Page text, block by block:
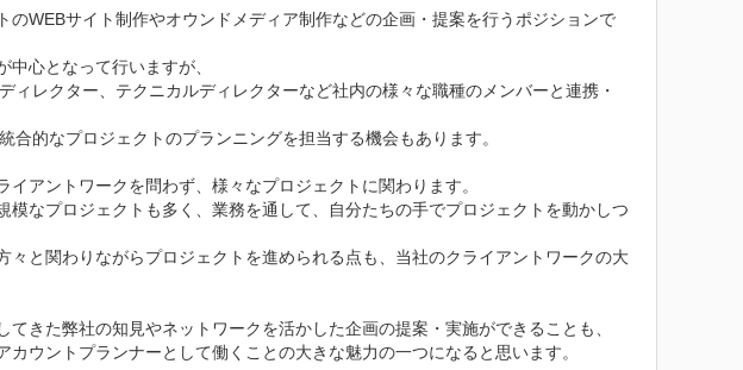
WEBサイト制作やオウンドメディア制作などの企画・提案を行うポジションで
心となって行いますが、
ィレクター、テクニカルディレクターなど社内の様々な職種のメンバーと連携・
合的なプロジェクトのプランニングを担当する機会もあります。
アントワークを問わず、様々なプロジェクトに関わります。
なプロジェクトも多く、業務を通して、自分たちの手でプロジェクトを動かしつ
々と関わりながらプロジェクトを進められる点も、当社のクライアントワークの大
きた弊社の知見やネットワークを活かした企画の提案・実施ができることも、
ウントプランナーとして働くことの大きな魅力の一つになると思います。